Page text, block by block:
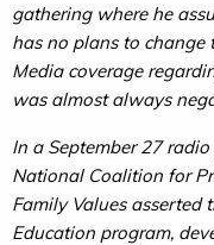
gathering where he
has no plans to change
Media coverage
was almost always
In a September 27
National Coalition for
Family Values asserted
Education program,